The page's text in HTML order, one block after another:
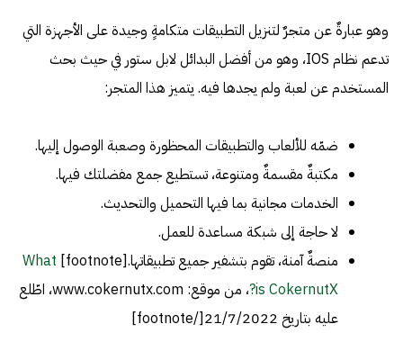
وهو عبارةٌ عن متجرٌ لتنزيل التطبيقات متكامةٍ وجيدة على الأجهزة التي
تدعم نظام IOS، وهو من أفضل البدائل لابل ستور في حيث بحث
المستخدم عن لعبة ولم يجدها فيه. يتميز هذا المتجر:
ضمّه للألعاب والتطبيقات المحظورة وصعبة الوصول إليها.
مكتبةٌ مقسمةٌ ومتنوعة، تستطيع جمع مفضلتك فيها.
الخدمات مجانية بما فيها التحميل والتحديث.
لا حاجة إلى شبكة مساعدة للعمل.
منصةٌ آمنة، تقوم بتشفير جميع تطبيقاتها.[footnote]
What
is CokernutX?
، من موقع: www.cokernutx.com، اطّلع
عليه بتاريخ 21/7/2022[/footnote]